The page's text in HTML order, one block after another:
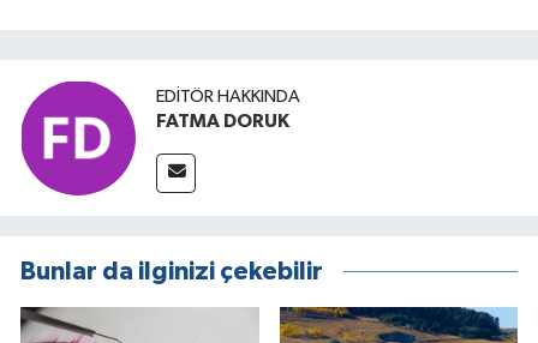
EDITÖR HAKKINDA
FATMA DORUK
Bunlar da ilginizi çekebilir